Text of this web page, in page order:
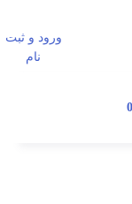
ورود و ثبت
نام
ورود / ثبت